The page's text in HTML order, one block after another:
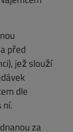
před
jež slouží
dle
za